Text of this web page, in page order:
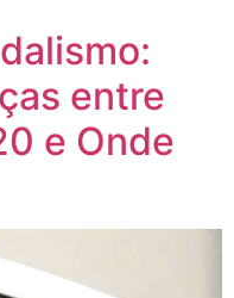
entre
e Onde